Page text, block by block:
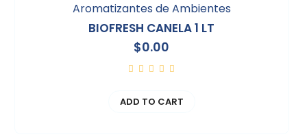
Aromatizantes de Ambientes
BIOFRESH CANELA 1 LT
$0.00
ADD TO CART